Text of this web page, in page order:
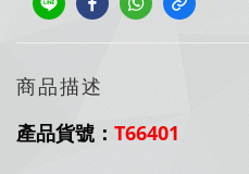
商品描述
產品貨號： T66401